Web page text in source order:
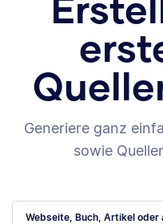
Generiere ganz
sowie
Webseite, Buch, Artikel oder